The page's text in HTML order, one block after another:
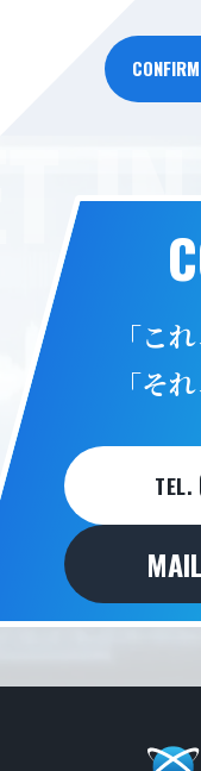
CONFIRM
「こ
「そ
TEL.